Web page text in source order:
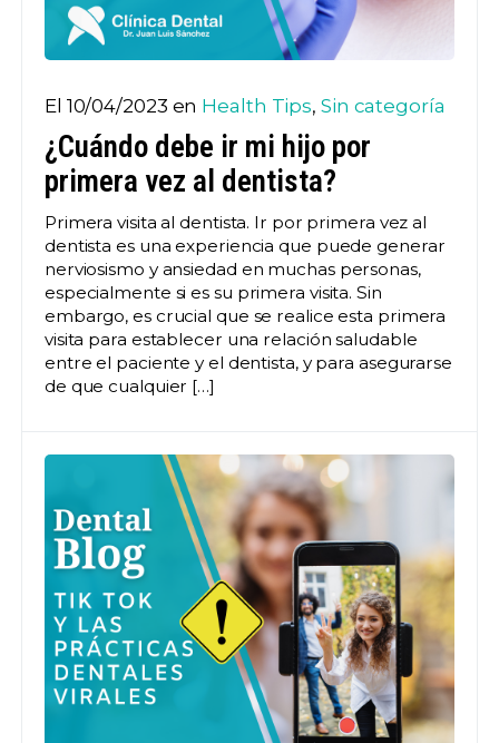
El 10/04/2023 en Health Tips, Sin categoría
¿Cuándo debe ir mi hijo por
primera vez al dentista?
Primera visita al dentista. Ir por primera vez al
dentista es una experiencia que puede generar
nerviosismo y ansiedad en muchas personas,
especialmente si es su primera visita. Sin
embargo, es crucial que se realice esta primera
visita para establecer una relación saludable
entre el paciente y el dentista, y para asegurarse
de que cualquier […]